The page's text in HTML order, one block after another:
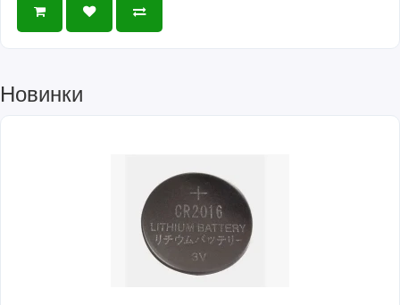
Новинки